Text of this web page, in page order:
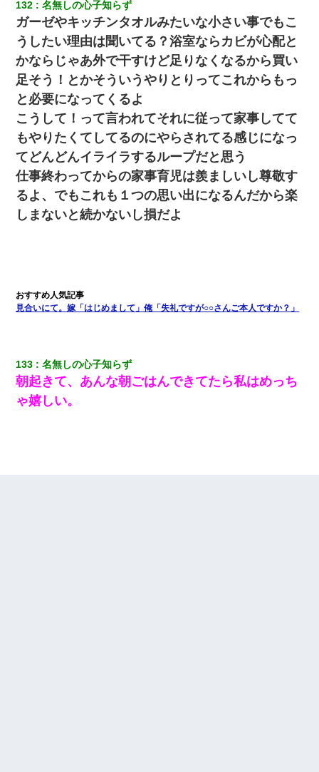
132 名無しの心子知らず
ガーゼやキッチンタオルみたいな小さい事でもこ
うしたい理由は聞いてる？浴室ならカビが心配と
かならじゃあ外で干すけど足りなくなるから買い
足そう！とかそういうやりとりってこれからもっ
と必要になってくるよ
こうして！って言われてそれに従って家事してて
もやりたくてしてるのにやらされてる感じになっ
てどんどんイライラするループだと思う
仕事終わってからの家事育児は羨ましいし尊敬す
るよ、でもこれも１つの思い出になるんだから楽
しまないと続かないし損だよ
見合いにて。嫁「はじめまして」俺「失礼ですが○○さんご本人ですか？」
133 名無しの心子知らず
朝起きて、あんな朝ごはんできてたら私はめっち
ゃ嬉しい。